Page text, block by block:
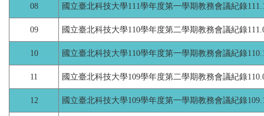
08 國立臺北科技大學111學年度第一學期教務會議紀錄
09 國立臺北科技大學110學年度第二學期教務會議紀錄
10 國立臺北科技大學110學年度第一學期教務會議紀錄
11 國立臺北科技大學109學年度第二學期教務會議紀錄
12 國立臺北科技大學109學年度第一學期教務會議紀錄